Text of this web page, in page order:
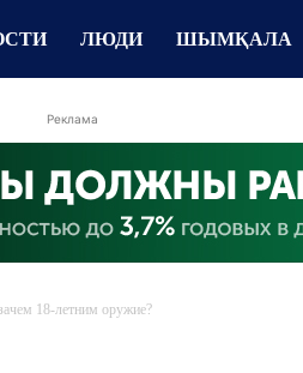
ЛЮДИ ШЫМҚАЛА
Реклама
18-летним оружие?